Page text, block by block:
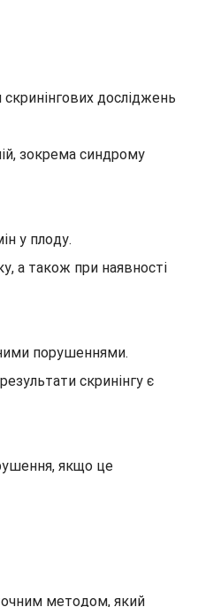
досліджень
зокрема синдрому
у плоду.
а також при наявності
порушеннями.
скринінгу є
якщо це
методом, який